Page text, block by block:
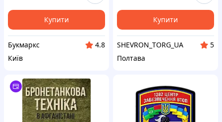
Купити
Букмаркс
4.8
Київ
Купити
SHEVRON_TORG_UA
5
Полтава